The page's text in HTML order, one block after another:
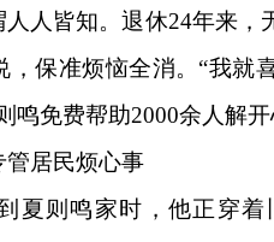
皆知。退休24年来，
，保准烦恼全消。“我就
鸣免费帮助2000余人解
管居民烦心事
夏则鸣家时，他正穿